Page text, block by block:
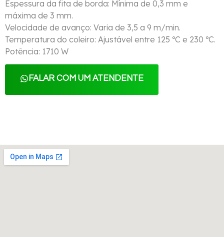
Espessura da fita de borda: Mínima de 0,3 mm e
máxima de 3 mm.
Velocidade de avanço: Varia de 3,5 a 9 m/min.
Temperatura do coleiro: Ajustável entre 125 ºC e 230 ºC.
Potência: 1710 W
FALAR COM UM ATENDENTE